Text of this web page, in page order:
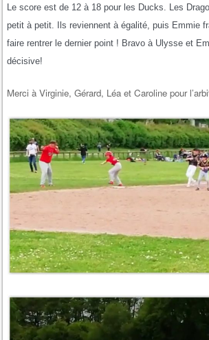
Le score est de 12 à 18 pour les Ducks. Les
petit à petit. Ils reviennent à égalité, puis Emmie
faire rentrer le dernier point ! Bravo à Ulysse et
décisive!
Merci à Virginie, Gérard, Léa et Caroline pour